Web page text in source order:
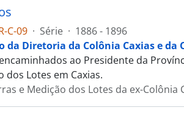
C-09 · Série · 1886 - 1896
da Diretoria da Colônia Caxias e da
ao Presidente da
dos Lotes em Caxias.
e Medição dos Lotes da ex-Colônia